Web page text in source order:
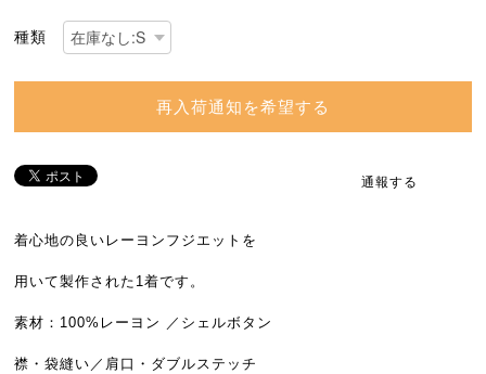
種類
再入荷通知を希望する
通報する
着心地の良いレーヨンフジエットを
用いて製作された1着です。
素材：100%レーヨン ／シェルボタン
襟・袋縫い／肩口・ダブルステッチ